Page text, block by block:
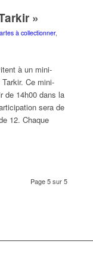
»
à collectionner,
à un mini-
Ce mini-
de 14h00 dans la
sera de
12. Chaque
Page 5 sur 5